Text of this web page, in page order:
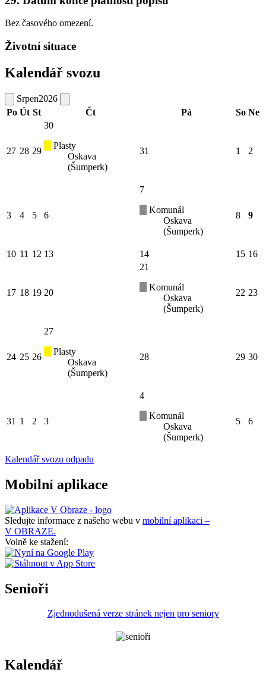
Bez časového omezení.
Životní situace
Kalendář svozu
Srpen2026
Po Út St Čt Pá So Ne
27 28 29
30
Plasty
Oskava
(Šumperk)
31 1 2
3 4 5 6
7
Komunál
Oskava
(Šumperk)
8 9
10 11 12 13 14 15 16
17 18 19 20
21
Komunál
Oskava
(Šumperk)
22 23
24 25 26
27
Plasty
Oskava
(Šumperk)
28 29 30
31 1 2 3
4
Komunál
Oskava
(Šumperk)
5 6
Kalendář svozu odpadu
Mobilní aplikace
Sledujte informace z našeho webu v mobilní aplikaci –
V OBRAZE.
Volně ke stažení:
Senioři
Zjednodušená verze stránek nejen pro seniory
Kalendář